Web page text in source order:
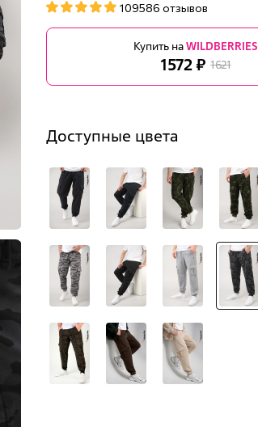
109586 отзывов
Купить наWILDBERRIES
1572 ₽ 1621
Доступные цвета